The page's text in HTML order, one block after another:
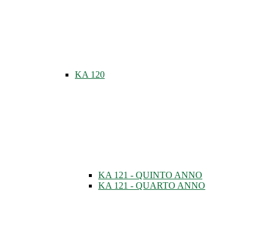
KA 120
KA 121 - QUINTO ANNO
KA 121 - QUARTO ANNO